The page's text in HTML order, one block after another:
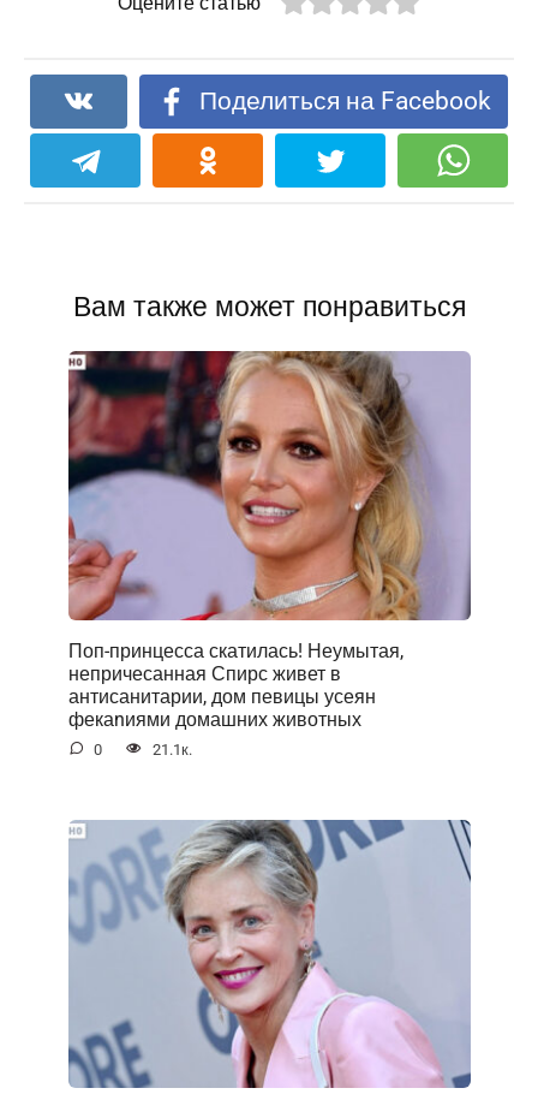
Поделиться на Facebook
Вам также может понравиться
Поп-принцесса скатилась! Неумытая,
непричесанная Спирс живет в
антисанитарии, дом певицы усеян
фекаnиями домашних животных
0 21.1к.